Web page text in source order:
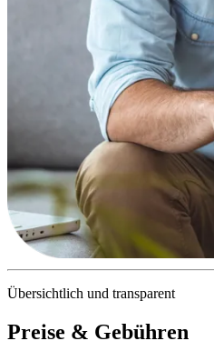
Übersichtlich und transparent
Preise & Gebühren